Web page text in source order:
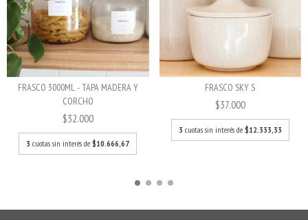
FRASCO 3000ML - TAPA MADERA Y
CORCHO
$32.000
3 cuotas sin interés de$10.666,67
FRASCO SKY S
$37.000
3 cuotas sin interés de $12.333,33